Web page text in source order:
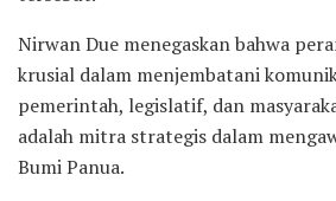
Nirwan Due menegaskan bahwa
krusial dalam menjembatani
pemerintah, legislatif, dan
adalah mitra strategis dalam
Bumi Panua.